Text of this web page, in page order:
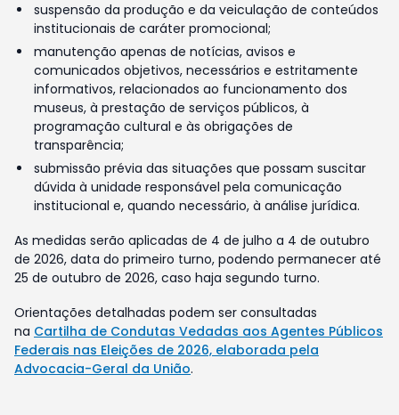
suspensão da produção e da veiculação de conteúdos
institucionais de caráter promocional;
manutenção apenas de notícias, avisos e
comunicados objetivos, necessários e estritamente
informativos, relacionados ao funcionamento dos
museus, à prestação de serviços públicos, à
programação cultural e às obrigações de
transparência;
submissão prévia das situações que possam suscitar
dúvida à unidade responsável pela comunicação
institucional e, quando necessário, à análise jurídica.
As medidas serão aplicadas de 4 de julho a 4 de outubro
de 2026, data do primeiro turno, podendo permanecer até
25 de outubro de 2026, caso haja segundo turno.
Orientações detalhadas podem ser consultadas
na Cartilha de Condutas Vedadas aos Agentes Públicos
Federais nas Eleições de 2026, elaborada pela
Advocacia-Geral da União.